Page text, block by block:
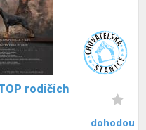
rodičích
dohodou